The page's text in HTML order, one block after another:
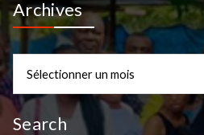
Archives
Search